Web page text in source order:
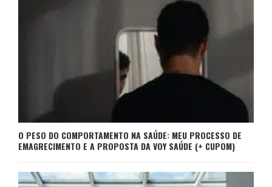
O PESO DO COMPORTAMENTO NA SAÚDE: MEU PROCESSO DE
EMAGRECIMENTO E A PROPOSTA DA VOY SAÚDE (+ CUPOM)